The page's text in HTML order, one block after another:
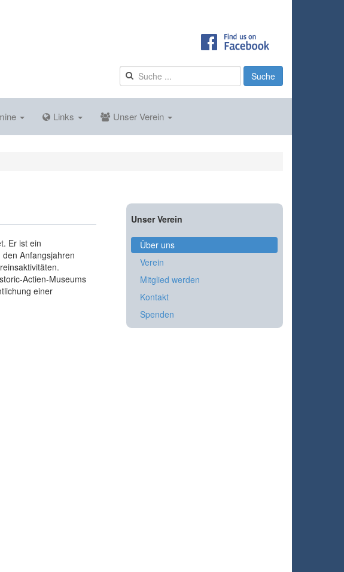
Suche
Links Unser Verein
Er ist ein
Anfangsjahren
Actien-Museums
einer
Unser Verein
Über uns
Verein
Mitglied werden
Kontakt
Spenden